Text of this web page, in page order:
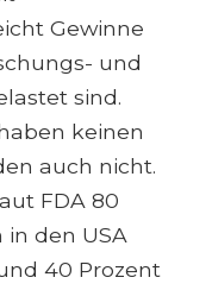
Gewinne
und
sind.
keinen
auch nicht.
FDA 80
in den USA
40 Prozent